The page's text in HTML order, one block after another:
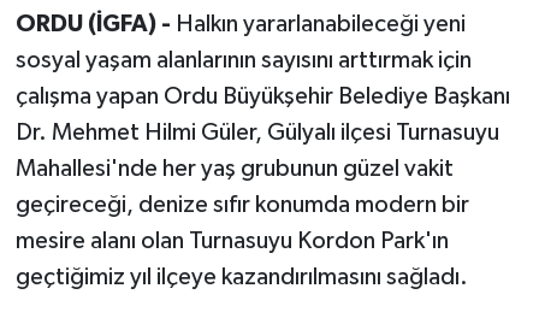
ORDU (İGFA) - Halkın yararlanabileceği yeni
sosyal yaşam alanlarının sayısını arttırmak için
çalışma yapan Ordu Büyükşehir Belediye Başkanı
Dr. Mehmet Hilmi Güler, Gülyalı ilçesi Turnasuyu
Mahallesi'nde her yaş grubunun güzel vakit
geçireceği, denize sıfır konumda modern bir
mesire alanı olan Turnasuyu Kordon Park'ın
geçtiğimiz yıl ilçeye kazandırılmasını sağladı.